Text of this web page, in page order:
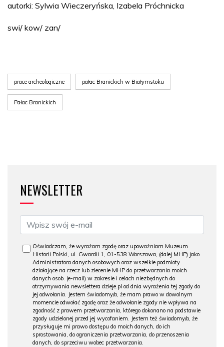
autorki: Sylwia Wieczeryńska, Izabela Próchnicka
swi/ kow/ zan/
prace archeologiczne pałac Branickich w Białymstoku
Pałac Branickich
NEWSLETTER
Oświadczam, że wyrażam zgodę oraz upoważniam Muzeum
Historii Polski, ul. Gwardii 1, 01-538 Warszawa, (dalej MHP) jako
Administratora danych osobowych oraz wszelkie podmioty
działające na rzecz lub zlecenie MHP do przetwarzania moich
danych osob. (e-mail) w zakresie i celach niezbędnych do
otrzymywania newslettera dzieje.pl od dnia wyrażenia tej zgody do
jej odwołania. Jestem świadomy/a, że mam prawo w dowolnym
momencie odwołać zgodę oraz że odwołanie zgody nie wpływa na
zgodność z prawem przetwarzania, którego dokonano na podstawie
zgody udzielonej przed jej wycofaniem. Jestem też świadomy/a, że
przysługuje mi prawo dostępu do moich danych, do ich
sprostowania, do ograniczenia przetwarzania, do przenoszenia
danych, do sprzeciwu wobec przetwarzania.